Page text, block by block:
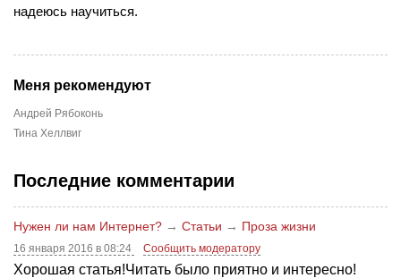
надеюсь научиться.
Меня рекомендуют
Андрей Рябоконь
Тина Хеллвиг
Последние комментарии
Нужен ли нам Интернет? → Статьи → Проза жизни
16 января 2016 в 08:24 Сообщить модератору
Хорошая статья!Читать было приятно и интересно!